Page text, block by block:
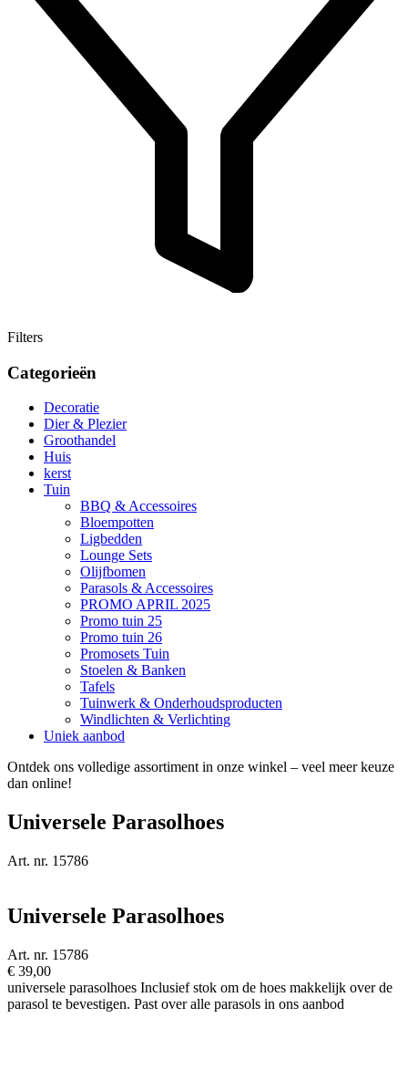
Filters
Categorieën
Decoratie
Dier & Plezier
Groothandel
Huis
kerst
Tuin
BBQ & Accessoires
Bloempotten
Ligbedden
Lounge Sets
Olijfbomen
Parasols & Accessoires
PROMO APRIL 2025
Promo tuin 25
Promo tuin 26
Promosets Tuin
Stoelen & Banken
Tafels
Tuinwerk & Onderhoudsproducten
Windlichten & Verlichting
Uniek aanbod
Ontdek ons volledige assortiment in onze winkel – veel meer keuze
dan online!
Universele Parasolhoes
Art. nr. 15786
Universele Parasolhoes
Art. nr. 15786
€ 39,00
universele parasolhoes Inclusief stok om de hoes makkelijk over de
parasol te bevestigen. Past over alle parasols in ons aanbod